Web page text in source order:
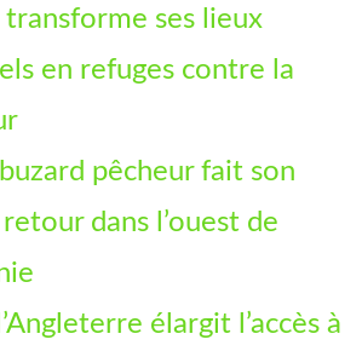
transforme ses lieux
en refuges contre la
pêcheur fait son
dans l’ouest de
élargit l’accès à